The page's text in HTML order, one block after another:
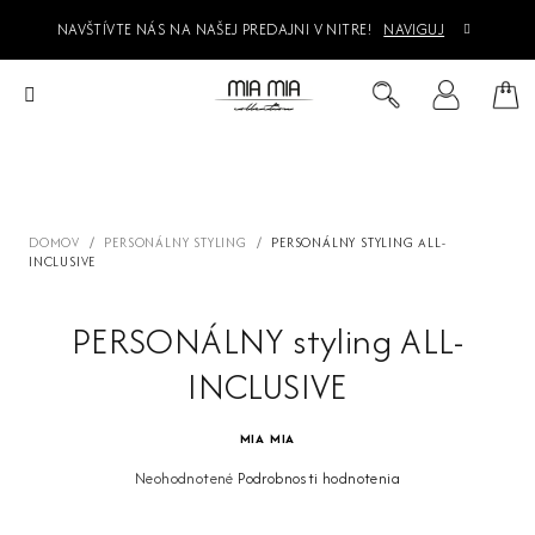
obsah
NAVŠTÍVTE NÁS NA NAŠEJ PREDAJNI V NITRE! NAVIGUJ
DOMOV / PERSONÁLNY STYLING / PERSONÁLNY STYLING ALL-
INCLUSIVE
PERSONÁLNY styling ALL-
INCLUSIVE
MIA MIA
Priemerné
Neohodnotené Podrobnosti hodnotenia